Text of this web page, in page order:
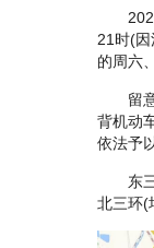
2025
21时(
的周六
留意
背机动
依法予
东三
北三环(